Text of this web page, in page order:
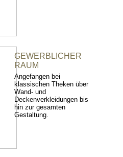
GEWERBLICHER
RAUM
Angefangen bei
klassischen Theken über
Wand- und
Deckenverkleidungen bis
hin zur gesamten
Gestaltung.